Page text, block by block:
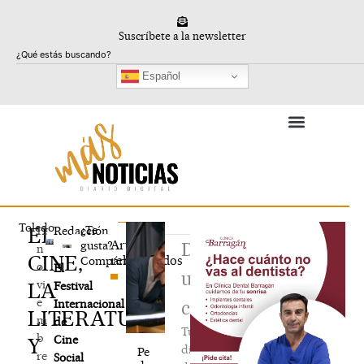
Suscríbete a la newsletter
Buscar
Español
Toledo
EL
CINE,
LA
LITERATURA
Y
12
n
o
vi
e
m
b
re
Redacción
El
Festival
Internacional
de
Cine
Social
¿Te
gusta?
Compártelo
Artículos
relacionados
Pe
Deja
un
comentario
Tu
dirección